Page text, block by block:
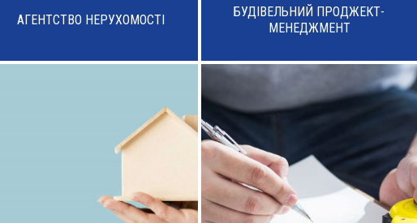
АГЕНТСТВО НЕРУХОМОСТІ
БУДІВЕЛЬНИЙ ПРОДЖЕКТ-
МЕНЕДЖМЕНТ